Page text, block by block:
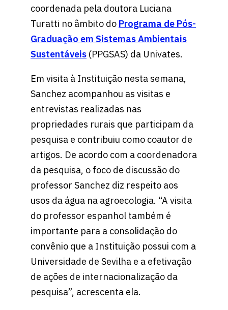
coordenada pela doutora Luciana
Turatti no âmbito do Programa de Pós-
Graduação em Sistemas Ambientais
Sustentáveis (PPGSAS) da Univates.
Em visita à Instituição nesta semana,
Sanchez acompanhou as visitas e
entrevistas realizadas nas
propriedades rurais que participam da
pesquisa e contribuiu como coautor de
artigos. De acordo com a coordenadora
da pesquisa, o foco de discussão do
professor Sanchez diz respeito aos
usos da água na agroecologia. “A visita
do professor espanhol também é
importante para a consolidação do
convênio que a Instituição possui com a
Universidade de Sevilha e a efetivação
de ações de internacionalização da
pesquisa”, acrescenta ela.